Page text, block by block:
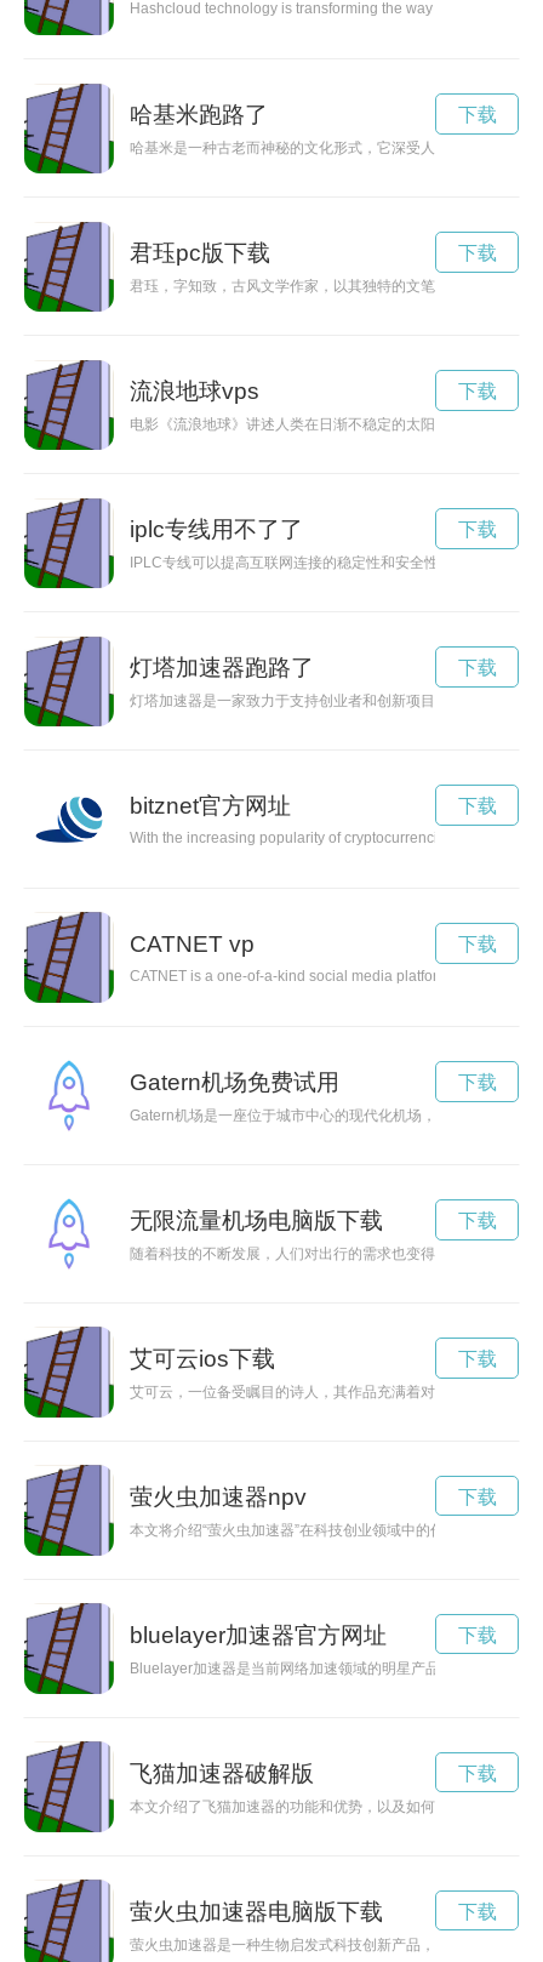
Hashcloud technology is transforming the way data is stored
哈基米跑路了
哈基米是一种古老而神秘的文化形式，它深受人们的喜爱和推
下载
君珏pc版下载
君珏，字知致，古风文学作家，以其独特的文笔和深厚的才华
下载
流浪地球vps
电影《流浪地球》讲述人类在日渐不稳定的太阳前逃亡，最终
下载
iplc专线用不了了
IPLC专线可以提高互联网连接的稳定性和安全性，同时可以更
下载
灯塔加速器跑路了
灯塔加速器是一家致力于支持创业者和创新项目的加速器。通
下载
bitznet官方网址
With the increasing popularity of cryptocurrencies, the need
下载
CATNET vp
CATNET is a one-of-a-kind social media platform designed
下载
Gatern机场免费试用
Gatern机场是一座位于城市中心的现代化机场，提供优质的服
下载
无限流量机场电脑版下载
随着科技的不断发展，人们对出行的需求也变得越来越多样化
下载
艾可云ios下载
艾可云，一位备受瞩目的诗人，其作品充满着对生活的热爱和
下载
萤火虫加速器npv
本文将介绍“萤火虫加速器”在科技创业领域中的作用和价值，
下载
bluelayer加速器官方网址
Bluelayer加速器是当前网络加速领域的明星产品，能够提供稳
下载
飞猫加速器破解版
本文介绍了飞猫加速器的功能和优势，以及如何通过使用飞猫
下载
萤火虫加速器电脑版下载
萤火虫加速器是一种生物启发式科技创新产品，利用萤火虫身
下载